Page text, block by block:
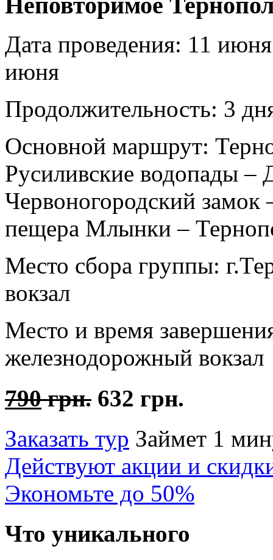
Дата проведения: 11
июня
Продолжительность: 3
Основной маршрут:
Русиливские водопады –
Червоногородский
пещера Млынки –
Место сбора группы:
вокзал
Место и время
железнодорожный вокзал
790грн. 632 грн.
Заказать тур Займет 1
Действуют акции и
Экономьте до 50%
Что уникального